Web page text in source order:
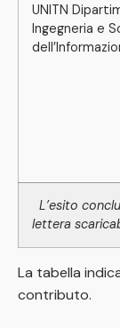
UNITN
Ingegneria e
L’esito
lettera
La tabella
contributo.